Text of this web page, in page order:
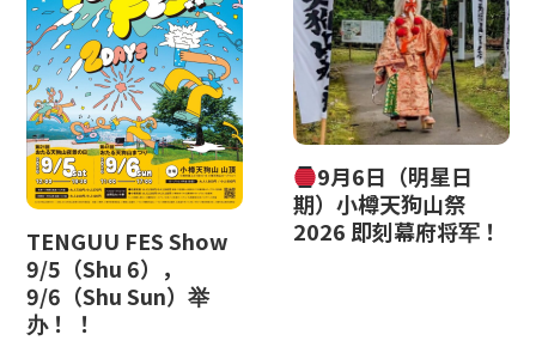
新雪谷安努普利国际滑雪场
小樽藤
新雪谷温泉乡 Ikoinoyu Inn 伊吕波
小樽市政府
小樽观光协会
北海道空中缆车协会
天狗山滑雪学校
小樽滑雪联盟
小樽天狗山滑雪学校
小樽玻璃工作室
TENGUU FES Show
9/5（Shu 6），
9/6（Shu Sun）举
办！ ！
9月6日（明星日
期）小樽天狗山祭
2026 即刻幕府将军！